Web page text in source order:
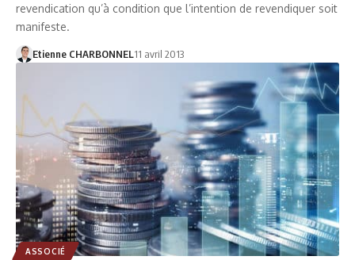
revendication qu’à condition que l’intention de revendiquer soit
manifeste.
Etienne CHARBONNEL11 avril 2013
ASSOCIÉ